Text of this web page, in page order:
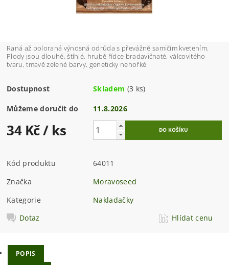
Raná až poloraná výnosná odrůda s převážně samičím kvetením.
Plody jsou dlouhé, štíhlé, hrubě řídce bradavičnaté, válcovitého
tvaru, tmavě zelené barvy, geneticky nehořké.
Dostupnost Skladem (3 ks)
Můžeme doručit do 11.8.2026
34 Kč/ ks
Kód produktu
64011
Značka
Moravoseed
Kategorie
Nakladačky
Dotaz
Hlídat cenu
POPIS